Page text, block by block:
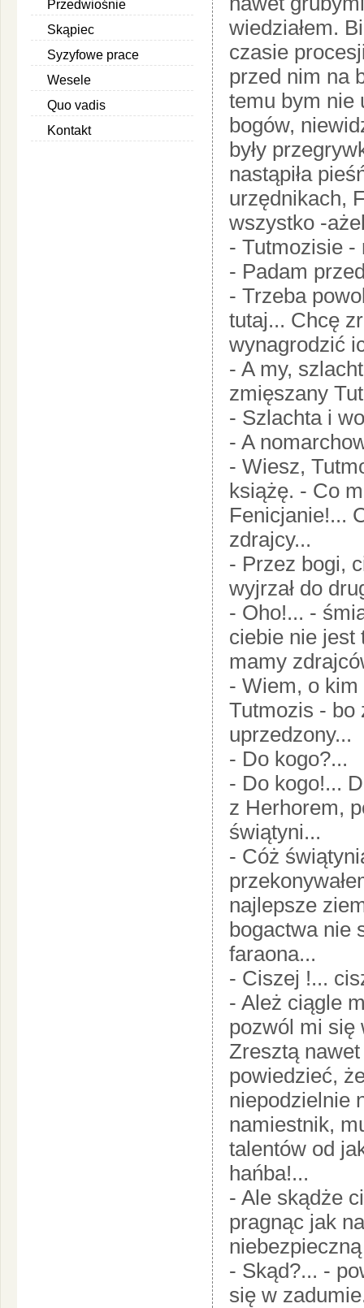
Przedwiośnie
Skąpiec
Syzyfowe prace
Wesele
Quo vadis
Kontakt
wiedziałem.
czasie
przed nim na
temu bym nie
bogów,
były
nastąpiła
urzędnikach,
wszystko -
- Tutmozisie -
- Padam
- Trzeba
tutaj... Chcę
wynagrodzić
- A my,
zmięszany
- Szlachta i
- A
- Wiesz,
książę. - Co
Fenicjanie!...
zdrajcy...
- Przez bogi,
wyjrzał do
- Oho!... -
ciebie nie jest
mamy
- Wiem, o kim
Tutmozis - bo
uprzedzony...
- Do kogo?...
- Do kogo!...
z Herhorem,
świątyni...
- Cóż
najlepsze
bogactwa nie
faraona...
- Ciszej !...
- Ależ ciągle
pozwól mi się
Zresztą
powiedzieć,
niepodzielnie
namiestnik,
talentów od
hańba!...
- Ale skądże
pragnąc jak
- Skąd?... -
się w